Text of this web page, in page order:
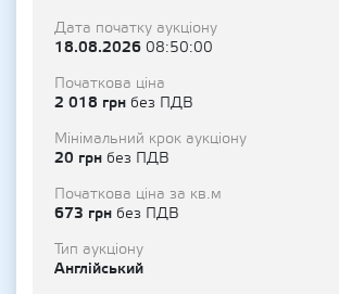
Дата початку аукціону
18.08.2026 08:50:00
Початкова ціна
2 018 грн без ПДВ
Мінімальний крок аукціону
20 грн без ПДВ
Початкова ціна за кв.м
673 грн без ПДВ
Тип аукціону
Англійський